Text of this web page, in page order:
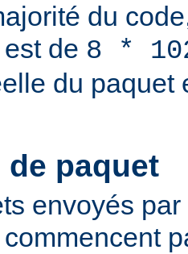
du
de 8 *
du paquet
de paquet
envoyés